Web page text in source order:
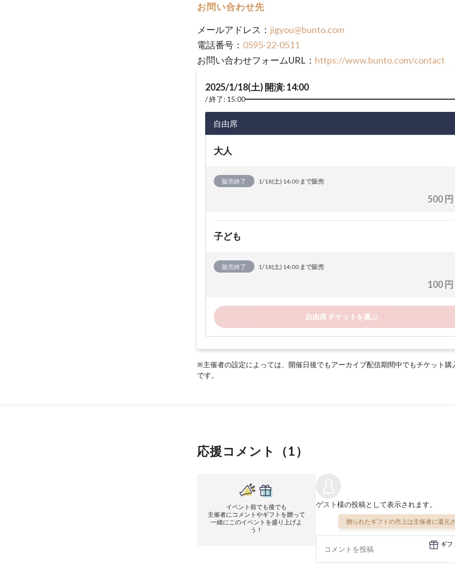
お問い合わせ先
メールアドレス： jigyou@bunto.com
電話番号： 0595-22-0511
お問い合わせフォームURL： https://www.bunto.com/contact
2025/1/18(土) 開演: 14:00
終了: 15:00
自由席
大人
販売終了 1/18(土) 14:00 まで販売
500 円
子ども
販売終了 1/18(土) 14:00 まで販売
100 円
自由席 チケットを選ぶ
※主催者の設定によっては、開催日後でもアーカイブ配信期間中でもチケット購
です。
応援コメント（1）
イベント前でも後でも
主催者にコメントやギフトを贈って
一緒にこのイベントを盛り上げよ
う！
ゲスト様の投稿として表示されます。
贈られたギフトの売上は主催者に還元
ギフ